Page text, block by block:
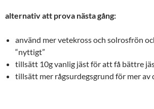
alternativ att prova nästa gång:
använd mer vetekross och solrosfrön
“nyttigt”
tillsätt 10g vanlig jäst för att få bättre
tillsätt mer rågsurdegsgrund för mer av